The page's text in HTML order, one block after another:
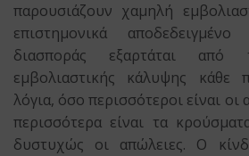
παρουσιάζουν χαμηλή
επιστημονικά
διασποράς εξαρτάται
εμβολιαστικής κάλυψης κάθε
λόγια, όσο περισσότεροι είναι οι
περισσότερα είναι τα
δυστυχώς οι απώλειες. Ο